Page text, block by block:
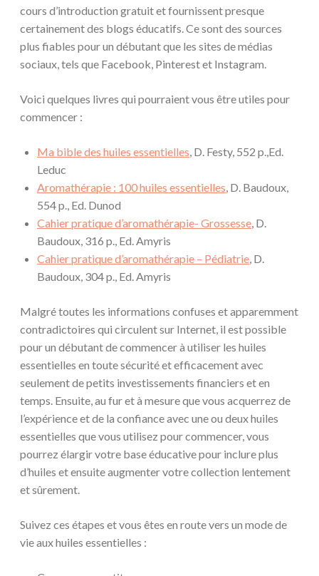
cours d’introduction gratuit et fournissent presque
certainement des blogs éducatifs. Ce sont des sources
plus fiables pour un débutant que les sites de médias
sociaux, tels que Facebook, Pinterest et Instagram.
Voici quelques livres qui pourraient vous être utiles pour
commencer :
Ma bible des huiles essentielles , D. Festy, 552 p.,Ed.
Leduc
Aromathérapie : 100 huiles essentielles , D. Baudoux,
554 p., Ed. Dunod
Cahier pratique d’aromathérapie- Grossesse , D.
Baudoux, 316 p., Ed. Amyris
Cahier pratique d’aromathérapie – Pédiatrie , D.
Baudoux, 304 p., Ed. Amyris
Malgré toutes les informations confuses et apparemment
contradictoires qui circulent sur Internet, il est possible
pour un débutant de commencer à utiliser les huiles
essentielles en toute sécurité et efficacement avec
seulement de petits investissements financiers et en
temps. Ensuite, au fur et à mesure que vous acquerrez de
l’expérience et de la confiance avec une ou deux huiles
essentielles que vous utilisez pour commencer, vous
pourrez élargir votre base éducative pour inclure plus
d’huiles et ensuite augmenter votre collection lentement
et sûrement.
Suivez ces étapes et vous êtes en route vers un mode de
vie aux huiles essentielles :